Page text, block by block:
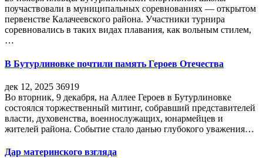
поучаствовали в муниципальных соревнованиях — открытом
первенстве Калачеевского района. Участники турнира
соревновались в таких видах плавания, как вольным стилем,
…
В Бутурлиновке почтили память Героев Отечества
дек 12, 2025 36919
Во вторник, 9 декабря, на Аллее Героев в Бутурлиновке
состоялся торжественный митинг, собравший представителей
власти, духовенства, военнослужащих, юнармейцев и
жителей района. Событие стало данью глубокого уважения…
Дар материнского взгляда